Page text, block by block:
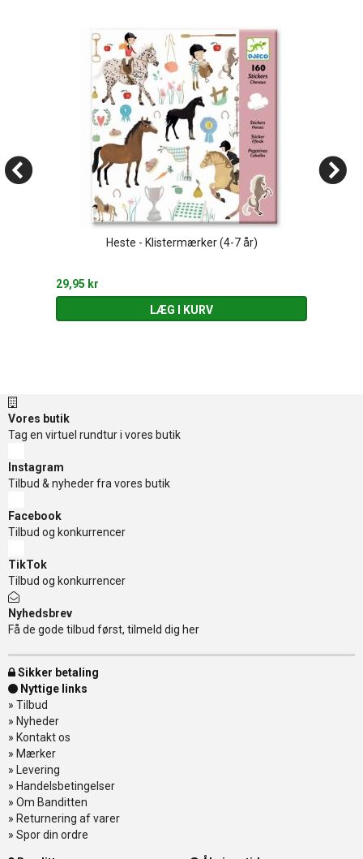
Heste - Klistermærker (4-7 år)
29,95 kr
LÆG I KURV
Vores butik
Tag en virtuel rundtur i vores butik
Instagram
Tilbud & nyheder fra vores butik
Facebook
Tilbud og konkurrencer
TikTok
Tilbud og konkurrencer
Nyhedsbrev
Få de gode tilbud først, tilmeld dig her
Sikker betaling
Nyttige links
» Tilbud
» Nyheder
» Kontakt os
» Mærker
» Levering
» Handelsbetingelser
» Om Banditten
» Returnering af varer
» Spor din ordre